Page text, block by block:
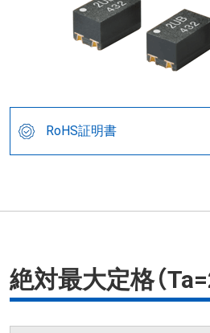
RoHS証明書
絶対最大定格（